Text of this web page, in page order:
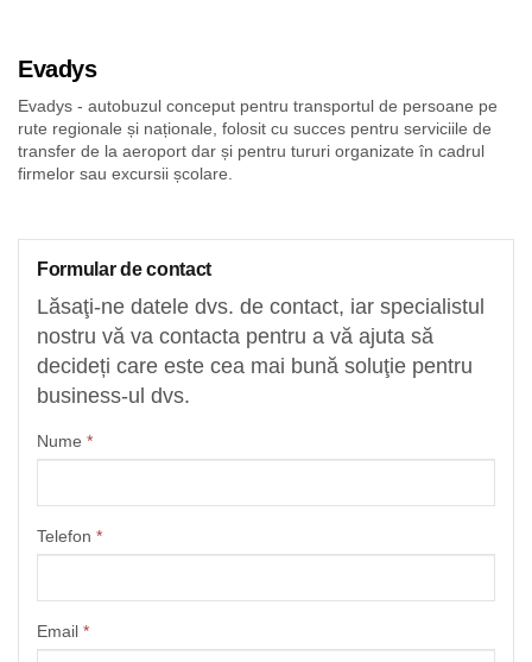
Evadys
Evadys - autobuzul conceput pentru transportul de persoane pe
rute regionale și naționale, folosit cu succes pentru serviciile de
transfer de la aeroport dar și pentru tururi organizate în cadrul
firmelor sau excursii școlare.
Formular de contact
Lăsaţi-ne datele dvs. de contact, iar specialistul
nostru vă va contacta pentru a vă ajuta să
decideți care este cea mai bună soluţie pentru
business-ul dvs.
Nume *
Telefon *
Email *